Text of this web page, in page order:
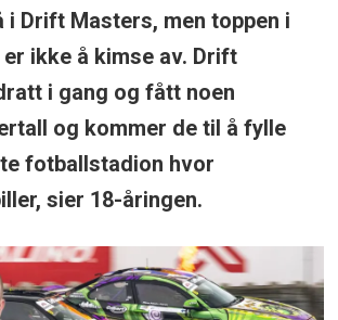
i Drift Masters, men toppen i
ikke å kimse av. Drift
i gang og fått noen
og kommer de til å fylle
fotballstadion hvor
sier 18-åringen.